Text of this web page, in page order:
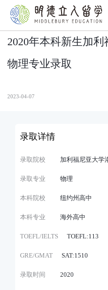
2020年本科新生加
物理专业录取
2023-04-07
录取详情
录取院校 加利福尼亚大学
录取专业 物理
本科院校 纽约州高中
本科专业 海外高中
TOEFL/IELTS TOEFL:113
GRE/GMAT SAT:1510
录取时间 2020